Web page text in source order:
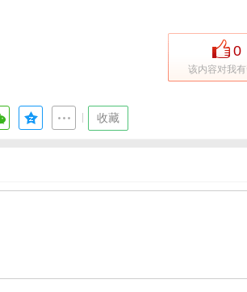
0
该内容对我
收藏